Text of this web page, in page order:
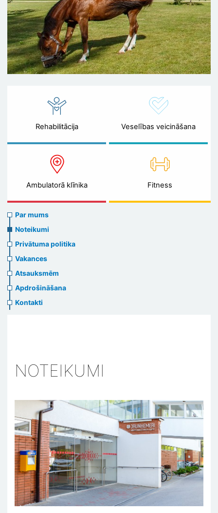
Rehabilitācija Veselības veicināšana
Ambulatorā klīnika Fitness
About
us
header
menu
Par mums
Noteikumi
Privātuma politika
Vakances
Atsauksmēm
Apdrošināšana
Kontakti
NOTEIKUMI